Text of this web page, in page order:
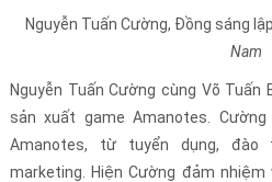
Nguyễn Tuấn Cường, Đồng sáng
Nam
Nguyễn Tuấn Cường cùng Võ
sản xuất game Amanotes.
Amanotes, từ tuyển dụng,
marketing. Hiện Cường đảm